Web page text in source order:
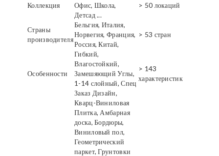
Коллекция
Офис, Школа,
Детсад ...
> 50 локаций
Страны
производителя
Бельгия, Италия,
Норвегия, Франция,
Россия, Китай,
> 53 стран
Особенности
Гибкий,
Влагостойкий,
Замешяющий Углы,
1-14 слойный, Спец
Заказ Дизайн,
> 143
характеристик
Кварц-Виниловая
Плитка, Амбарная
доска, Бордюры,
Виниловый пол,
Геометрический
паркет, Грунтовки